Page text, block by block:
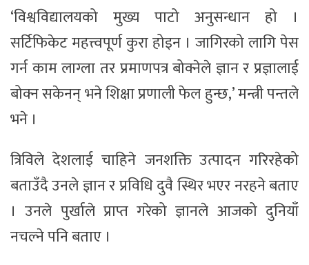
‘विश्वविद्यालयको मुख्य पाटो अनुसन्धान हो ।
सर्टिफिकेट महत्त्वपूर्ण कुरा होइन । जागिरको लागि पेस
गर्न काम लाग्ला तर प्रमाणपत्र बोक्नेले ज्ञान र प्रज्ञालाई
बोक्न सकेनन् भने शिक्षा प्रणाली फेल हुन्छ,’ मन्त्री पन्तले
भने ।
त्रिविले देशलाई चाहिने जनशक्ति उत्पादन गरिरहेको
बताउँदै उनले ज्ञान र प्रविधि दुवै स्थिर भएर नरहने बताए
। उनले पुर्खाले प्राप्त गरेको ज्ञानले आजको दुनियाँ
नचल्ने पनि बताए ।